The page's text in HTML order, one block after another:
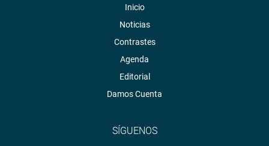
Inicio
Noticias
Contrastes
Agenda
Editorial
Damos Cuenta
SÍGUENOS